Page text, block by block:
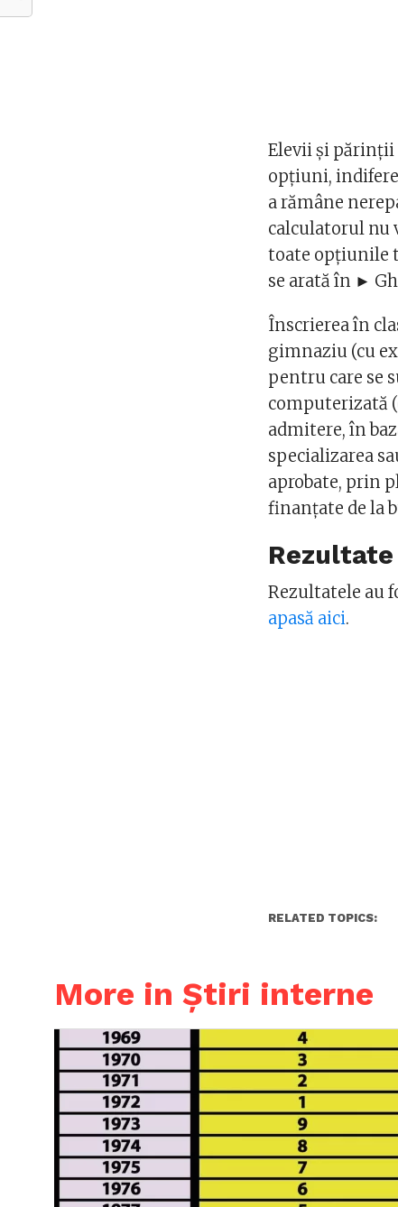
Elevii şi părinţii
opţiuni,
a rămâne
calculatorul nu
toate opțiunile
se arată în ►
Înscrierea în
gimnaziu (cu
pentru care se
computerizată
admitere, în
specializarea
aprobate, prin
finanţate de la
Rezultatele au
apasă aici.
RELATED TOPICS:
More in Știri interne